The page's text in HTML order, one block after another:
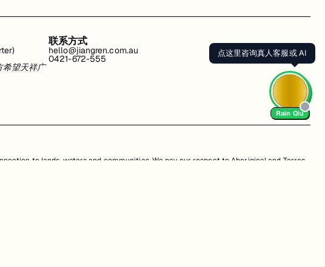
望天祥广
联系方式
hello@jiangren.com.au
0421-672-555
to lands, waters and communities. We pay our respect to Aboriginal and Torres
点这里咨询真人客服或 AI
Rain Qiu